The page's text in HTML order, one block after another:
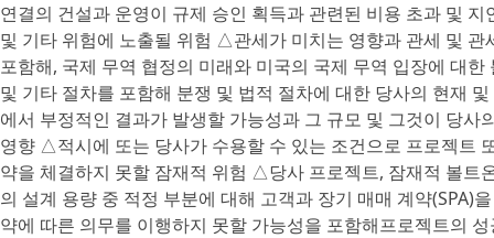
연결의 건설과 운영이 규제 승인 획득과 관련된 비용 초과 및
및 기타 위험에 노출될 위험 △관세가 미치는 영향과 관세 및
포함해, 국제 무역 협정의 미래와 미국의 국제 무역 입장에 대
및 기타 절차를 포함해 분쟁 및 법적 절차에 대한 당사의 현재
에서 부정적인 결과가 발생할 가능성과 그 규모 및 그것이 당사
영향 △적시에 또는 당사가 수용할 수 있는 조건으로 프로젝트
약을 체결하지 못할 잠재적 위험 △당사 프로젝트, 잠재적 볼트
의 설계 용량 중 적정 부분에 대해 고객과 장기 매매 계약
약에 따른 의무를 이행하지 못할 가능성을 포함해프로젝트의